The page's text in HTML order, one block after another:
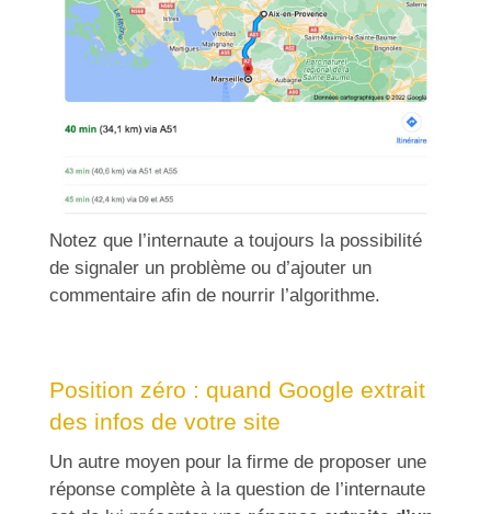
Notez que l’internaute a toujours la possibilité
de signaler un problème ou d’ajouter un
commentaire afin de nourrir l’algorithme.
Position zéro : quand Google extrait
des infos de votre site
Un autre moyen pour la firme de proposer une
réponse complète à la question de l’internaute